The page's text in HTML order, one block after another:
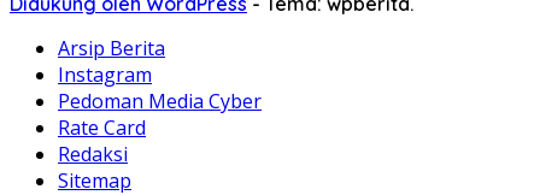
Arsip Berita
Instagram
Pedoman Media Cyber
Rate Card
Redaksi
Sitemap